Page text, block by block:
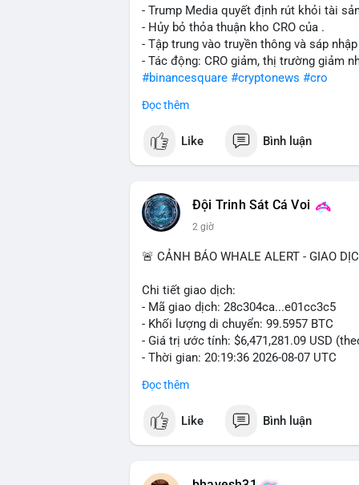
- Trump Media quyết định rút khỏi tài
- Hủy bỏ thỏa thuận kho CRO của .
- Tập trung vào truyền thông và sáp
- Tác động: CRO giảm, thị trường giảm
#binancesquare #cryptonews #cro
$cro
#vlikevn #titanbot
Đọc thêm
Like Bình luận
Đội Trinh Sát Cá Voi
2 giờ
🚨 CẢNH BÁO WHALE ALERT - GIAO
Chi tiết giao dịch:
- Mã giao dịch: 28c304ca...e01cc3c5
- Khối lượng di chuyển: 99.5957 BTC
- Giá trị ước tính: $6,471,281.09 USD
- Thời gian: 20:19:36 2026-08-07 UTC
Nhận định phân tích: Khối lượng 99.6
thường gặp ở hai kịch bản: cá voi nạp
hoặc chuyển sang ví lạnh nhằm tích
BTC vào ví nóng sàn, khả năng cao là
Đọc thêm
Like Bình luận